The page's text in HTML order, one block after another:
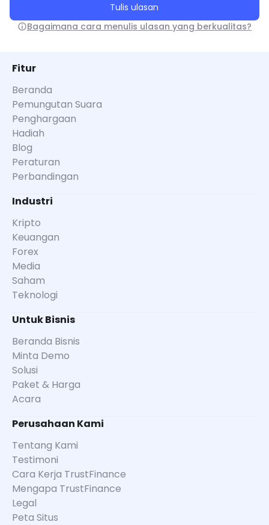
Tulis ulasan
Bagaimana cara menulis ulasan yang berkualitas?
Fitur
Beranda
Pemungutan Suara
Penghargaan
Hadiah
Blog
Peraturan
Perbandingan
Industri
Kripto
Keuangan
Forex
Media
Saham
Teknologi
Untuk Bisnis
Beranda Bisnis
Minta Demo
Solusi
Paket & Harga
Acara
Perusahaan Kami
Tentang Kami
Testimoni
Cara Kerja TrustFinance
Mengapa TrustFinance
Legal
Peta Situs